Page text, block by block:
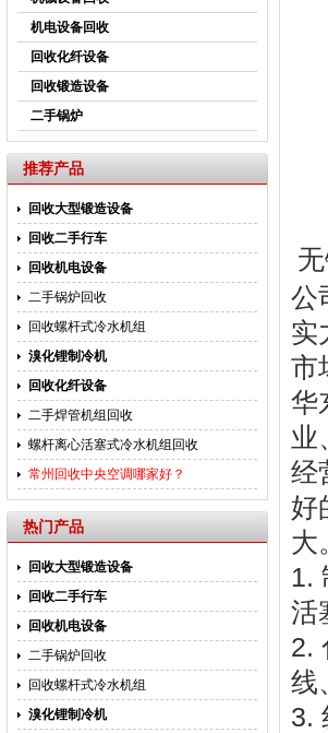
机电设备回收
回收化纤设备
回收锻造设备
二手锅炉
推荐产品
回收大型锻造设备
回收二手行车
回收机电设备
二手锅炉回收
回收螺杆式冷水机组
溴化锂制冷机
回收化纤设备
二手焊管机组回收
螺杆离心活塞式冷水机组回收
常州回收中央空调哪家好？
热门产品
回收大型锻造设备
回收二手行车
回收机电设备
二手锅炉回收
回收螺杆式冷水机组
溴化锂制冷机
公
实
市
华
业
经
好
大
1.
活
2.
线
3.